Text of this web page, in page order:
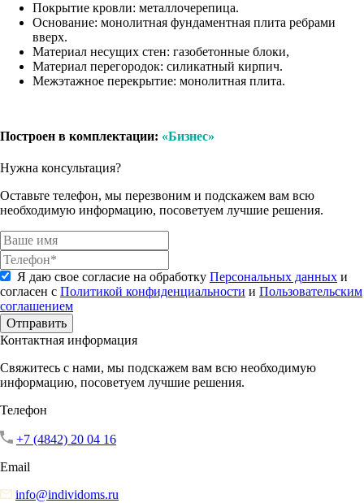
Покрытие кровли: металлочерепица.
Основание: монолитная фундаментная плита ребрами
вверх.
Материал несущих стен: газобетонные блоки,
Материал перегородок: силикатный кирпич.
Межэтажное перекрытие: монолитная плита.
Построен в комплектации: «Бизнес»
Нужна консультация?
Оставьте телефон, мы перезвоним и подскажем вам всю
необходимую информацию, посоветуем лучшие решения.
Я даю свое согласие на обработку Персональных данных и
согласен с Политикой конфиденциальности и Пользовательским
соглашением
Отправить
Контактная информация
Свяжитесь с нами, мы подскажем вам всю необходимую
информацию, посоветуем лучшие решения.
Телефон
+7 (4842) 20 04 16
Email
info@individoms.ru